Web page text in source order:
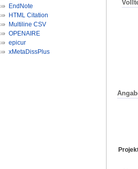
EndNote
HTML Citation
Multiline CSV
OPENAIRE
epicur
xMetaDissPlus